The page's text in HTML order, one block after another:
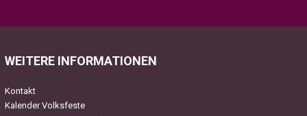
WEITERE INFORMATIONEN
Kontakt
Kalender Volksfeste